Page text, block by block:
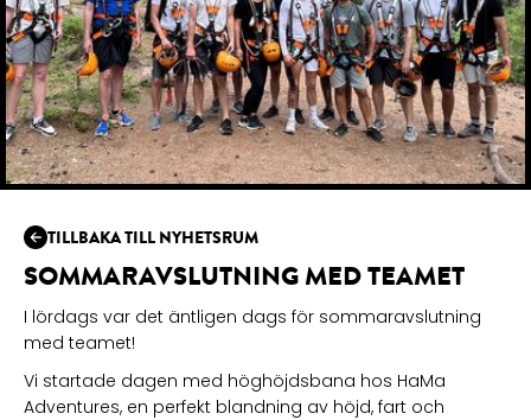
TILLBAKA TILL NYHETSRUM
SOMMARAVSLUTNING MED TEAMET
I lördags var det äntligen dags för sommaravslutning
med teamet!
Vi startade dagen med höghöjdsbana hos HaMa
Adventures, en perfekt blandning av höjd, fart och